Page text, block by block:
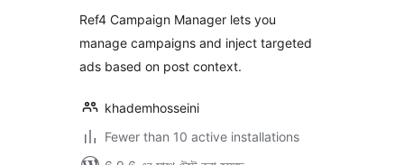
Ref4 Campaign Manager lets you
manage campaigns and inject targeted
ads based on post context.
khademhosseini
Fewer than 10 active installations